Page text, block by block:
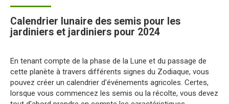
Calendrier lunaire des semis pour les
jardiniers et jardiniers pour 2024
En tenant compte de la phase de la Lune et du passage de
cette planète à travers différents signes du Zodiaque, vous
pouvez créer un calendrier d'événements agricoles. Certes,
lorsque vous commencez les semis ou la récolte, vous devez